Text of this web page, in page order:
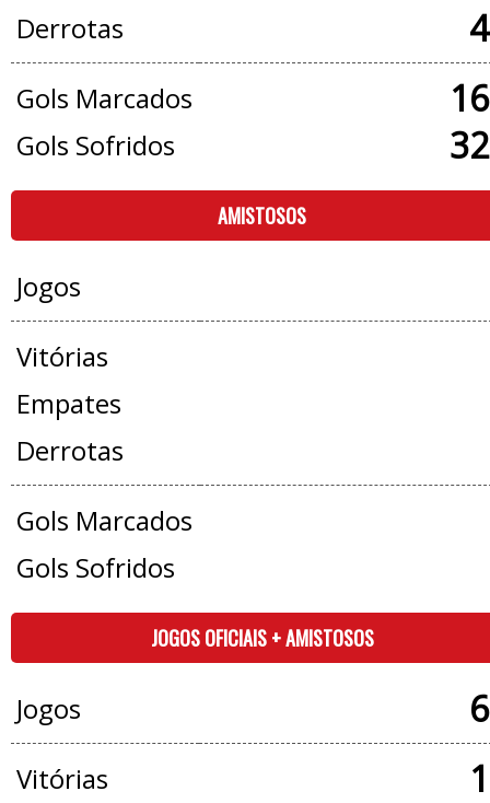
Derrotas
Gols Marcados
Gols Sofridos
AMISTOSOS
Jogos
Vitórias
Empates
Derrotas
Gols Marcados
Gols Sofridos
JOGOS OFICIAIS + AMISTOSOS
Jogos
Vitórias